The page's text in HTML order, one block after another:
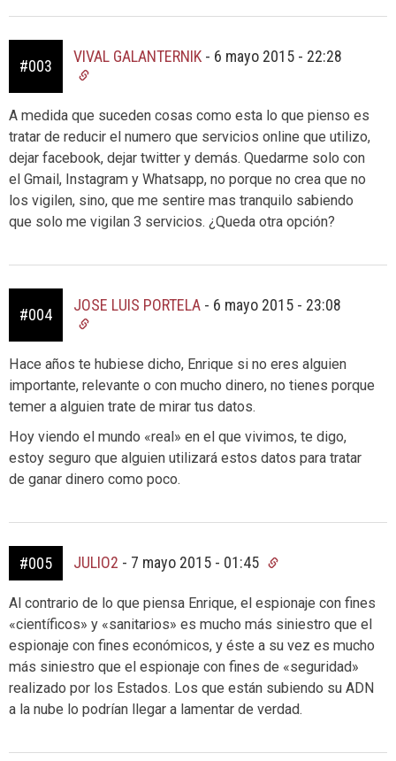
#003
VIVAL GALANTERNIK - 6 mayo 2015 - 22:28
A medida que suceden cosas como esta lo que pienso es
tratar de reducir el numero que servicios online que utilizo,
dejar facebook, dejar twitter y demás. Quedarme solo con
el Gmail, Instagram y Whatsapp, no porque no crea que no
los vigilen, sino, que me sentire mas tranquilo sabiendo
que solo me vigilan 3 servicios. ¿Queda otra opción?
#004
JOSE LUIS PORTELA - 6 mayo 2015 - 23:08
Hace años te hubiese dicho, Enrique si no eres alguien
importante, relevante o con mucho dinero, no tienes porque
temer a alguien trate de mirar tus datos.
Hoy viendo el mundo «real» en el que vivimos, te digo,
estoy seguro que alguien utilizará estos datos para tratar
de ganar dinero como poco.
#005 JULIO2 - 7 mayo 2015 - 01:45
Al contrario de lo que piensa Enrique, el espionaje con fines
«científicos» y «sanitarios» es mucho más siniestro que el
espionaje con fines económicos, y éste a su vez es mucho
más siniestro que el espionaje con fines de «seguridad»
realizado por los Estados. Los que están subiendo su ADN
a la nube lo podrían llegar a lamentar de verdad.